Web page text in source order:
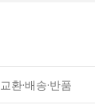
교환·배송·반품